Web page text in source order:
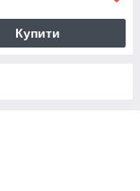
Купити